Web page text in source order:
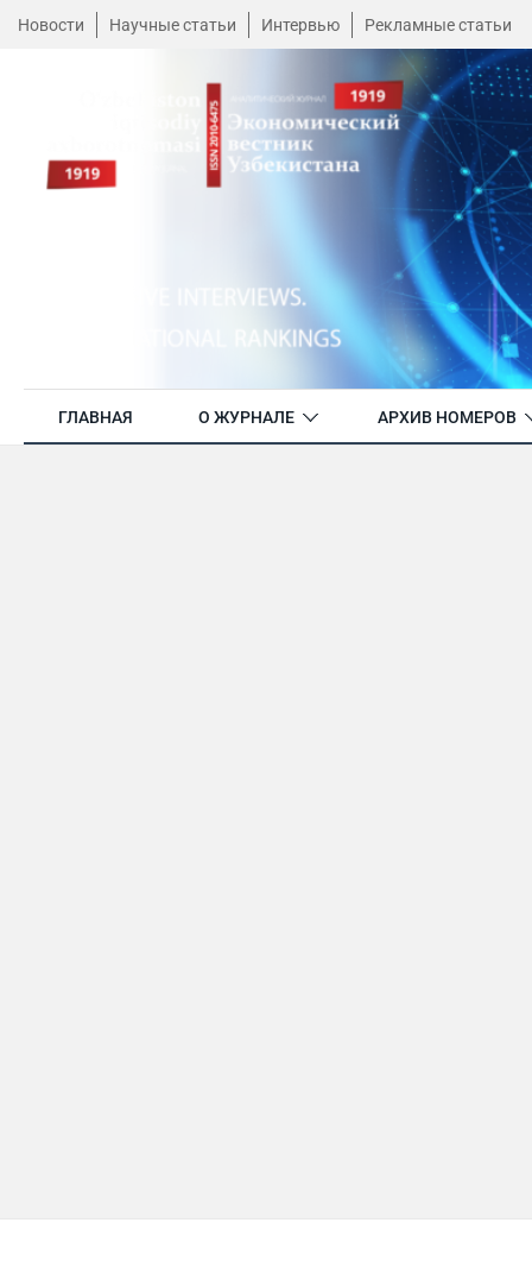
Новости Научные статьи Интервью Рекламные статьи
ГЛАВНАЯ О ЖУРНАЛЕ АРХИВ НОМЕРОВ